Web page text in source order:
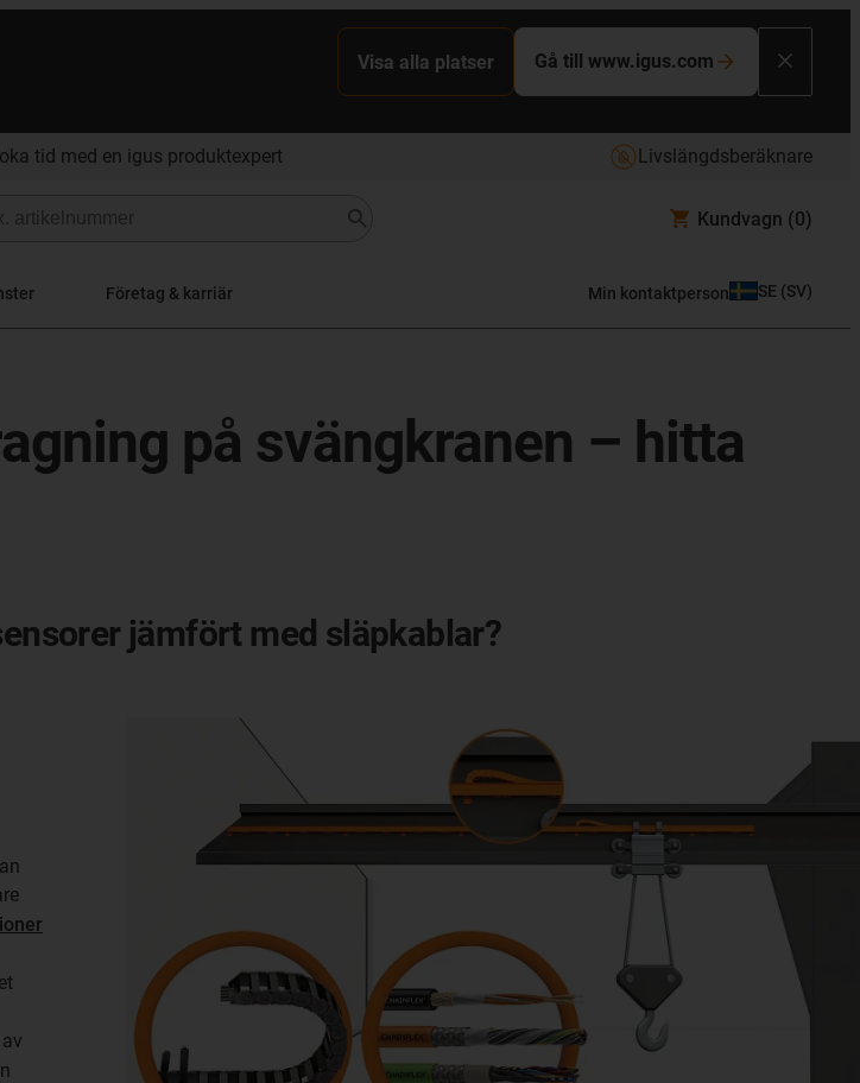
Visa alla platser Gå till www.igus.com
tid med en igus produktexpert Livslängdsberäknare
Kundvagn (0)
Företag & karriär Min kontaktperson SE (SV)
på svängkranen – hitta
jämfört med släpkablar?
av